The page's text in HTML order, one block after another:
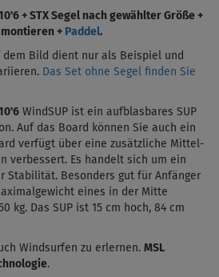
+ STX Segel nach gewählter Größe +
+ Paddel.
dem Bild dient nur als Beispiel und
Das Set ohne Segel finden Sie
WindSUP ist ein aufblasbares SUP
Auf das Board können Sie auch ein
verfügt über eine zusätzliche Mittel-
verbessert. Es handelt sich um ein
Stabilität. Besonders gut für Anfänger
eines in der Mitte
kg. Das SUP ist 15 cm hoch, 84 cm
Windsurfen zu erlernen. MSL
.